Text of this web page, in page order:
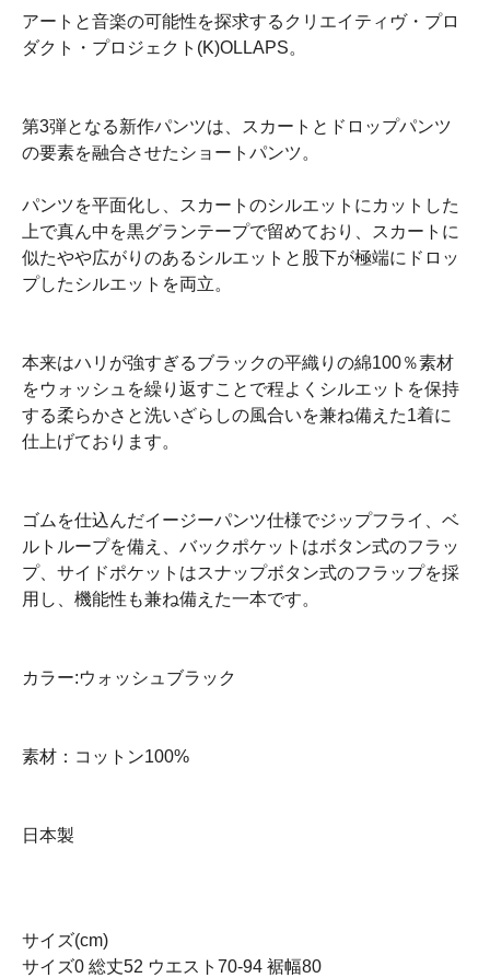
アートと音楽の可能性を探求するクリエイティヴ・プロ
ダクト・プロジェクト(K)OLLAPS。
第3弾となる新作パンツは、スカートとドロップパンツ
の要素を融合させたショートパンツ。
パンツを平面化し、スカートのシルエットにカットした
上で真ん中を黒グランテープで留めており、スカートに
似たやや広がりのあるシルエットと股下が極端にドロッ
プしたシルエットを両立。
本来はハリが強すぎるブラックの平織りの綿100％素材
をウォッシュを繰り返すことで程よくシルエットを保持
する柔らかさと洗いざらしの風合いを兼ね備えた1着に
仕上げております。
ゴムを仕込んだイージーパンツ仕様でジップフライ、ベ
ルトループを備え、バックポケットはボタン式のフラッ
プ、サイドポケットはスナップボタン式のフラップを採
用し、機能性も兼ね備えた一本です。
カラー:ウォッシュブラック
素材：コットン100%
日本製
サイズ(cm)
サイズ0 総丈52 ウエスト70-94 裾幅80